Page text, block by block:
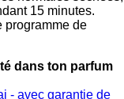
15 minutes.
programme de
dans ton parfum
- avec garantie de